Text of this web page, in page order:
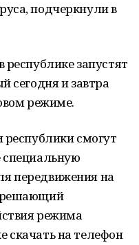
подчеркнули в
запустят
сегодня и завтра
режиме.
смогут
специальную
передвижения на
режима
скачать на телефон